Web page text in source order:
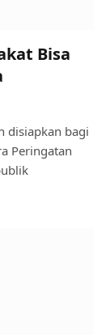
Bisa
disiapkan bagi
Peringatan